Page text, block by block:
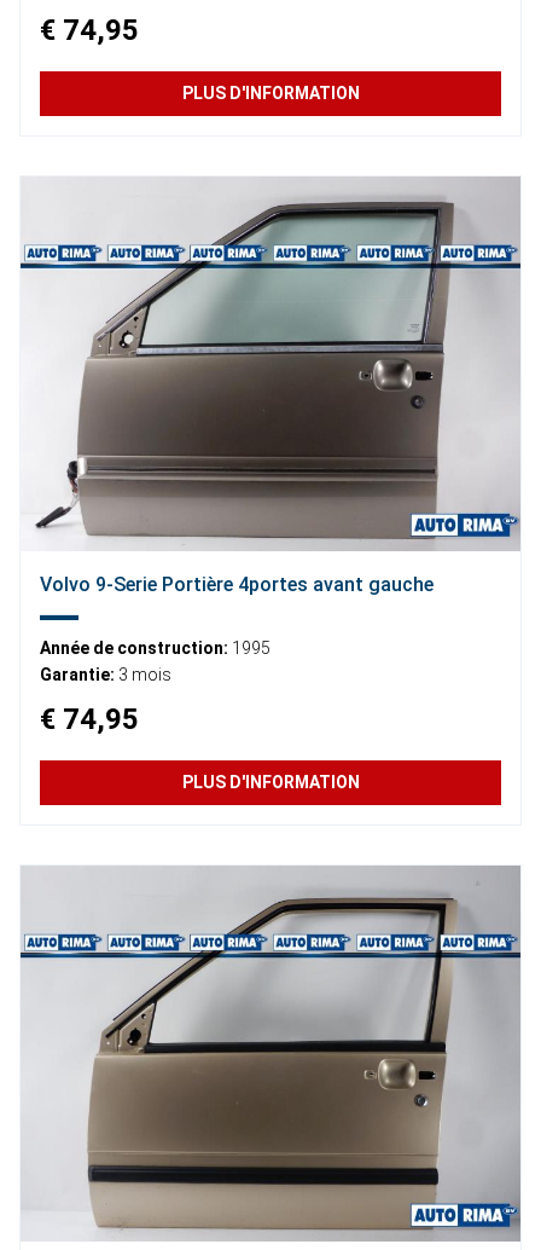
€ 74,95
PLUS D'INFORMATION
Volvo 9-Serie Portière 4portes avant gauche
Année de construction: 1995
Garantie: 3 mois
€ 74,95
PLUS D'INFORMATION